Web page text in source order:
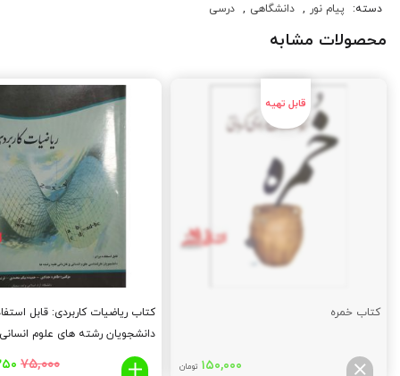
دسته: پیام نور , دانشگاهی , درسی
محصولات مشابه
کتاب خمره
۱۵۰,۰۰۰ تومان
کتاب ریاضیات کاربردی: قابل
دانشجویان رشته های علوم انسانی
کلیه رشته ها
۷۵,۰۰۰